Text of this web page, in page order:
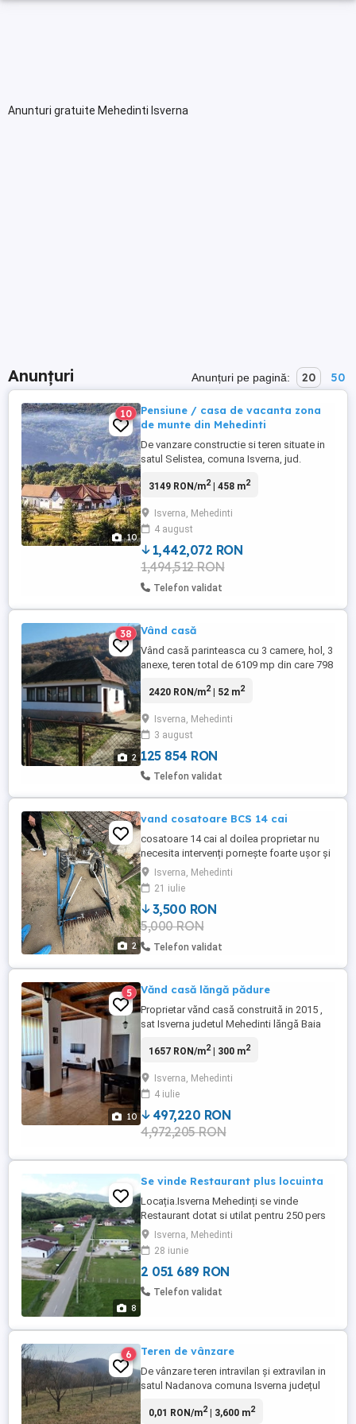
Anunturi gratuite Mehedinti Isverna
Anunțuri Anunțuri pe pagină: 20 50
10
10
Pensiune / casa de vacanta zona
de munte din Mehedinti
De vanzare constructie si teren situate in
satul Selistea, comuna Isverna, jud.
tot atat de Targu Jiu) Proprietatea este
pensiune turistica rurala in suprafata
construita desfasurata de 544 mp si
suprafata utila totala ...
3149 RON/m2| 458 m2
Isverna, Mehedinti
4 august
1,442,072 RON
1,494,512 RON
Telefon validat
2
38 Vând casă
Vând casă parinteasca cu 3 camere, hol, 3
anexe, teren total de 6109 mp din care 798
drumul județean Baia de Arama. Exista
apă. Sat Nadanova.
2420 RON/m2| 52 m2
Isverna, Mehedinti
3 august
125 854 RON
Telefon validat
2
vand cosatoare BCS 14 cai
cosatoare 14 cai al doilea proprietar nu
necesita intervenți pornește foarte ușor și
repedeIsverna, Mehedinti
21 iulie
3,500 RON
5,000 RON
Telefon validat
10
5 Vănd casă lăngă pădure
Proprietar vănd casă construită in 2015 ,
sat Isverna judetul Mehedinti lăngă Baia
,casa are garaj,300m casa utili ,garaj si
este pe toată casa
1657 RON/m2| 300 m2
Isverna, Mehedinti
4 iulie
497,220 RON
4,972,205 RON
8
Se vinde Restaurant plus locuinta
Locația.Isverna Mehedinți se vinde
Restaurant dotat si utilat pentru 250 pers
interior si terasa locuinta la etaj la rosu ne
finalizata, si încă o locuinta de 110 mp
dotata si utilata. Suprafața totală 630m2
Spațiu dispune. Încălzire cu gaz.(Cu
Rezervor) Fosa septica. Apa de la rețea.
Isverna, Mehedinti
28 iunie
2 051 689 RON
Telefon validat
6 Teren de vânzare
De vânzare teren intravilan și extravilan in
satul Nadanova comuna Isverna județul
utilități accesibile. Mai multe detalii la
0,01 RON/m2| 3,600 m2